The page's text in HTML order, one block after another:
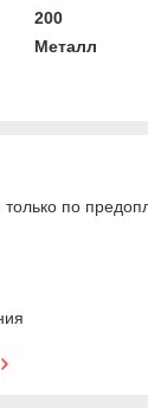
200
Металл
по